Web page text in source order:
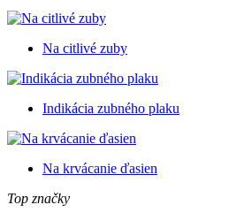
Na citlivé zuby
Indikácia zubného plaku
Na krvácanie ďasien
Top značky